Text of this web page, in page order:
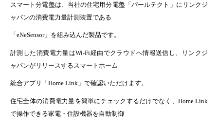
スマート分電盤は、当社の住宅用分電盤「パールテクト」にリンクジ
ャパンの消費電力量計測装置である
「eNeSensor」を組み込んだ製品です。
計測した消費電力量はWi-Fi経由でクラウドへ情報送信し、リンクジ
ャパンがリリースするスマートホーム
統合アプリ「Home Link」で確認いただけます。
住宅全体の消費電力量を簡単にチェックするだけでなく、Home Link
で操作できる家電・住設機器を自動制御